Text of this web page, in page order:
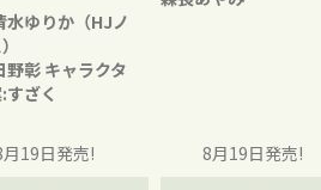
水ゆりか（HJノ
野彰 キャラクタ
すざく
19日発売! 8月19日発売!